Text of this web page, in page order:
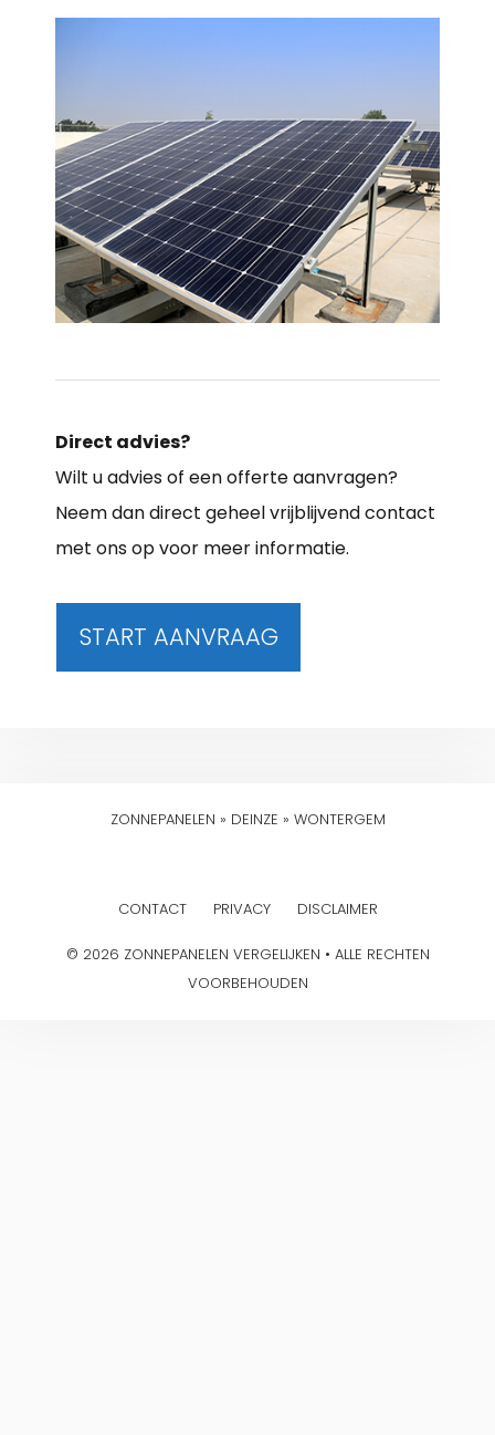
Direct advies?
Wilt u advies of een offerte aanvragen?
Neem dan direct geheel vrijblijvend contact
met ons op voor meer informatie.
START AANVRAAG
ZONNEPANELEN » DEINZE » WONTERGEM
CONTACT PRIVACY DISCLAIMER
© 2026 ZONNEPANELEN VERGELIJKEN • ALLE RECHTEN
VOORBEHOUDEN